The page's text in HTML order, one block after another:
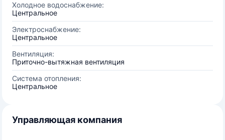
Холодное водоснабжение:
Центральное
Электроснабжение:
Центральное
Вентиляция:
Приточно-вытяжная вентиляция
Система отопления:
Центральное
Управляющая компания